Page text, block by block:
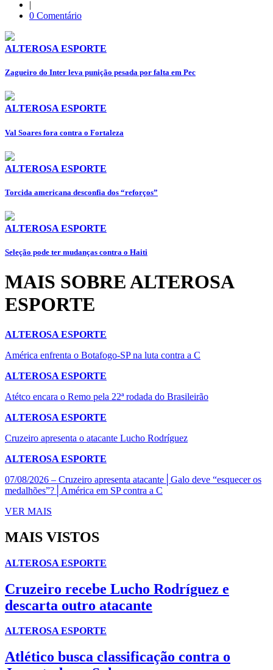
|
0 Comentário
ALTEROSA ESPORTE
Zagueiro do Inter leva punição pesada por falta em Pec
ALTEROSA ESPORTE
⁠Val Soares fora contra o Fortaleza
ALTEROSA ESPORTE
Torcida americana desconfia dos “reforços”
ALTEROSA ESPORTE
Seleção pode ter mudanças contra o Haiti
MAIS SOBRE ALTEROSA
ESPORTE
ALTEROSA ESPORTE
América enfrenta o Botafogo-SP na luta contra a C
ALTEROSA ESPORTE
Atétco encara o Remo pela 22ª rodada do Brasileirão
ALTEROSA ESPORTE
Cruzeiro apresenta o atacante Lucho Rodríguez
ALTEROSA ESPORTE
07/08/2026 – Cruzeiro apresenta atacante│Galo deve “esquecer os
medalhões”?│América em SP contra a C
VER MAIS
MAIS VISTOS
ALTEROSA ESPORTE
Cruzeiro recebe Lucho Rodríguez e
descarta outro atacante
ALTEROSA ESPORTE
Atlético busca classificação contra o